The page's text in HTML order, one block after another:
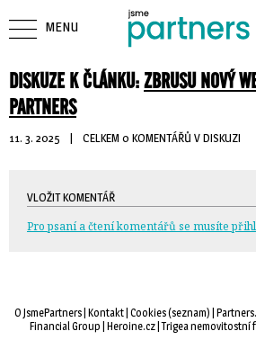
DISKUZE K ČLÁNKU:ZBRUSU NOVÝ
PARTNERS
11. 3. 2025 | CELKEM 0 KOMENTÁŘŮ V DISKUZI
VLOŽIT KOMENTÁŘ
Pro psaní a čtení komentářů se musíte
MENU
O JsmePartners| Kontakt| Cookies(seznam) |
Financial Group | Heroine.cz| Trigea nemovitostní